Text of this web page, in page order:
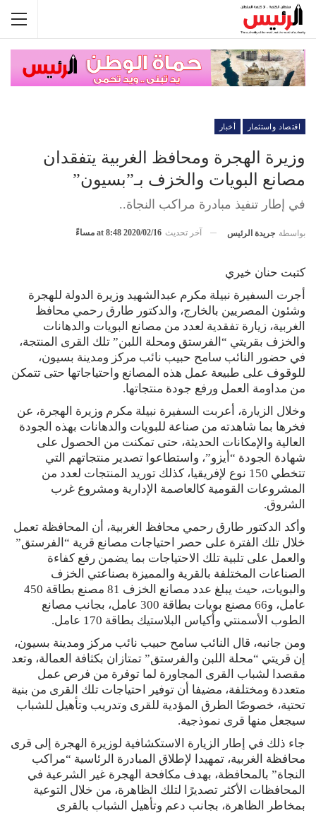
اقتصاد واستثمار أخبار
وزيرة الهجرة ومحافظ الغربية يتفقدان
مصانع البويات والخزف بـ”بسيون”
في إطار تنفيذ مبادرة مراكب النجاة..
بواسطة جريدة الرئيس آخر تحديث 2020/02/16 at 8:48 مساءً
كتبت حنان خيري
أجرت السفيرة نبيلة مكرم عبدالشهيد وزيرة الدولة للهجرة
وشئون المصريين بالخارج، والدكتور طارق رحمي محافظ
الغربية، زيارة تفقدية لعدد من مصانع البويات والدهانات
والخزف بقريتي “الفرستق ومحلة اللبن” تلك القرى المنتجة،
في حضور النائب سامح حبيب نائب مركز ومدينة بسيون،
للوقوف على طبيعة عمل هذه المصانع واحتياجاتها حتى تتمكن
من مداومة العمل ورفع جودة منتجاتها.
وخلال الزيارة، أعربت السفيرة نبيلة مكرم وزيرة الهجرة، عن
فخرها بما شاهدته من صناعة للبويات والدهانات بهذه الجودة
العالية والإمكانات الحديثة، حتى تمكنت من الحصول على
شهادة الجودة “أيزو”، واستطاعوا تصدير منتجاتهم التي
تتخطي 150 نوع لإفريقيا، كذلك توريد المنتجات لعدد من
المشروعات القومية كالعاصمة الإدارية ومشروع غرب
الشروق.
وأكد الدكتور طارق رحمي محافظ الغربية، أن المحافظة تعمل
خلال تلك الفترة على حصر احتياجات مصانع قرية “الفرستق”
والعمل على تلبية تلك الاحتياجات بما يضمن رفع كفاءة
الصناعات المختلفة بالقرية والمميزة بصناعتي الخزف
والبويات، حيث يبلغ عدد مصانع الخزف 81 مصنع بطاقة 450
عامل، و66 مصنع بويات بطاقة 300 عامل، بجانب مصانع
الطوب الأسمنتي وأكياس البلاستيك بطاقة 170 عامل.
ومن جانبه، قال النائب سامح حبيب نائب مركز ومدينة بسيون،
إن قريتي “محلة اللبن والفرستق” تمتازان بكثافة العمالة، وتعد
مقصدا لشباب القرى المجاورة لما توفرة من فرص عمل
متعددة ومختلفة، مضيفا أن توفير احتياجات تلك القرى من بنية
تحتية، خصوصًا الطرق المؤدية للقرى وتدريب وتأهيل للشباب
سيجعل منها قرى نموذجية.
جاء ذلك في إطار الزيارة الاستكشافية لوزيرة الهجرة إلى قرى
محافظة الغربية، تمهيدا لإطلاق المبادرة الرئاسية “مراكب
النجاة” بالمحافظة، بهدف مكافحة الهجرة غير الشرعية في
المحافظات الأكثر تصديرًا لتلك الظاهرة، من خلال التوعية
بمخاطر الظاهرة، بجانب دعم وتأهيل الشباب بالقرى